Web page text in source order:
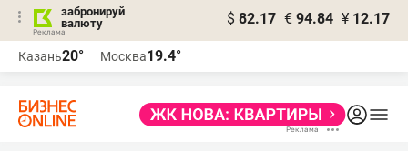
забронируй
валюту
$ 82.17 € 94.84 ¥ 12.17
Казань20° Москва19.4°